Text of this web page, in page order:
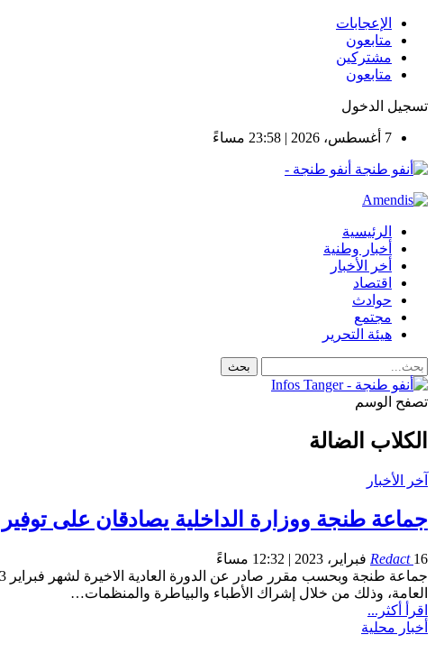
الإعجابات
متابعون
مشتركين
متابعون
تسجيل الدخول
7 أغسطس، 2026 | 23:58 مساءً
أنفو طنجة -
الرئيسية
أخبار وطنية
أخر الأخبار
اقتصاد
حوادث
مجتمع
هيئة التحرير
تصفح الوسم
الكلاب الضالة
آخر الأخبار
جماعة طنجة ووزارة الداخلية يصادقان على
Redact 16 فبراير، 2023 | 12:32 مساءً
العامة، وذلك من خلال إشراك الأطباء والبياطرة والمنظمات…
اقرأ أكثر...
أخبار محلية